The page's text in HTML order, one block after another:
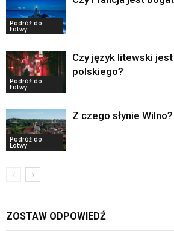
Podróż do
Łotwy
Podróż do
Łotwy
Czy język litewski
polskiego?
Podróż do
Łotwy
Z czego słynie Wilno?
ZOSTAW ODPOWIEDŹ